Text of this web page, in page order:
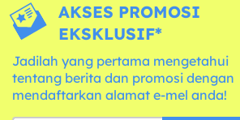
AKSES PROMOSI
EKSKLUSIF*
Jadilah yang pertama mengetahui
tentang berita dan promosi dengan
mendaftarkan alamat e-mel anda!